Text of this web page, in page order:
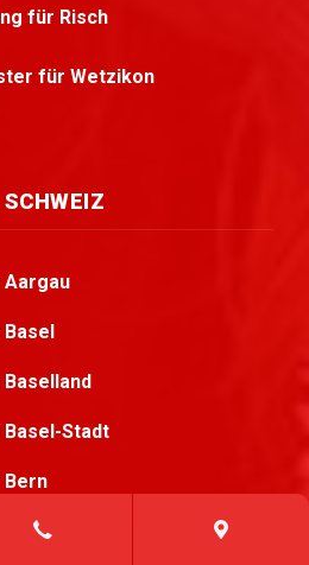
für Risch
für Wetzikon
Stadt